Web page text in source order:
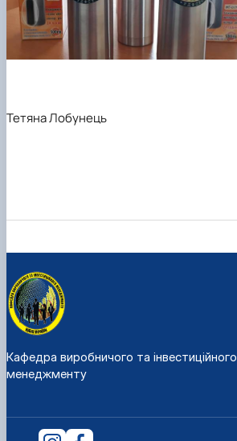
Тетяна Лобунець
Кафедра виробничого та інвестиційного
менеджменту